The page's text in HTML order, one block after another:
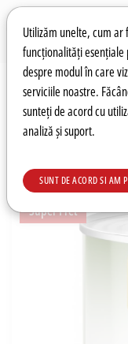
Preferințe
Utilizăm unelte, cum
funcționalități esențiale
despre modul în care
serviciile noastre.
sunteți de acord cu
analiză și suport.
SUNT DE ACORD SI AM
Wishlist
Super Pret